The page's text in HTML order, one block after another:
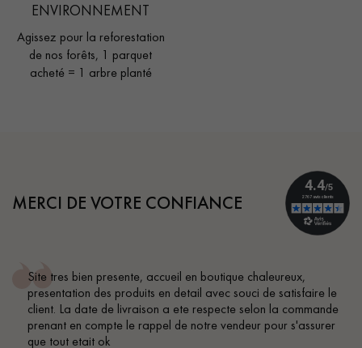
ENVIRONNEMENT
Agissez pour la reforestation
de nos forêts, 1 parquet
acheté = 1 arbre planté
MERCI DE VOTRE CONFIANCE
Site tres bien presente, accueil en boutique chaleureux,
presentation des produits en detail avec souci de satisfaire le
client. La date de livraison a ete respecte selon la commande
prenant en compte le rappel de notre vendeur pour s'assurer
que tout etait ok